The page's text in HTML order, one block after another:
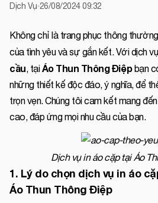
Dịch Vụ 26/08/2024 09:32
Không chỉ là trang phục thông
của tình yêu và sự gắn kết. Với dịch vụ
cầu, tạiÁo Thun Thông Điệpbạn
những thiết kế độc đáo, ý nghĩa, để
trọn vẹn. Chúng tôi cam kết mang
cao, đáp ứng mọi nhu cầu của bạn.
Dịch vụ in áo cặp tại Áo
1. Lý do chọn dịch vụ in áo
Áo Thun Thông Điệp